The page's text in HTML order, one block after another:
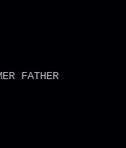
FATHER